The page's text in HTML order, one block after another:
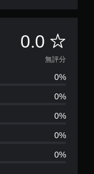
0.0 無
評
分
無評分
0%
0%
0%
0%
0%